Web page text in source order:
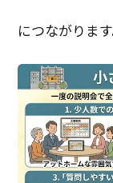
につながります